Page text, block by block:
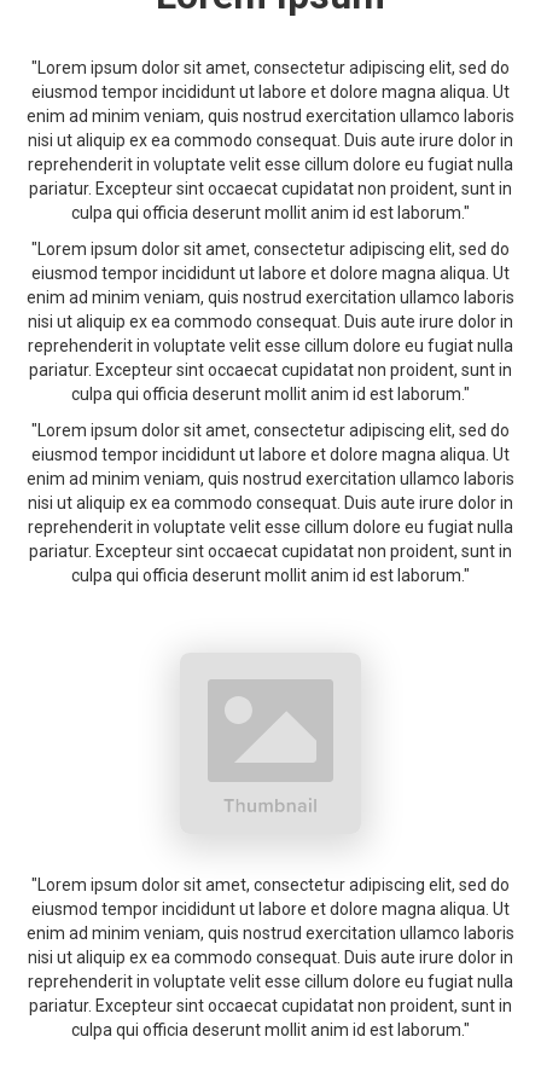
"Lorem ipsum dolor sit amet, consectetur adipiscing elit, sed do
eiusmod tempor incididunt ut labore et dolore magna aliqua. Ut
enim ad minim veniam, quis nostrud exercitation ullamco laboris
nisi ut aliquip ex ea commodo consequat. Duis aute irure dolor in
reprehenderit in voluptate velit esse cillum dolore eu fugiat nulla
pariatur. Excepteur sint occaecat cupidatat non proident, sunt in
culpa qui officia deserunt mollit anim id est laborum."
"Lorem ipsum dolor sit amet, consectetur adipiscing elit, sed do
eiusmod tempor incididunt ut labore et dolore magna aliqua. Ut
enim ad minim veniam, quis nostrud exercitation ullamco laboris
nisi ut aliquip ex ea commodo consequat. Duis aute irure dolor in
reprehenderit in voluptate velit esse cillum dolore eu fugiat nulla
pariatur. Excepteur sint occaecat cupidatat non proident, sunt in
culpa qui officia deserunt mollit anim id est laborum."
"Lorem ipsum dolor sit amet, consectetur adipiscing elit, sed do
eiusmod tempor incididunt ut labore et dolore magna aliqua. Ut
enim ad minim veniam, quis nostrud exercitation ullamco laboris
nisi ut aliquip ex ea commodo consequat. Duis aute irure dolor in
reprehenderit in voluptate velit esse cillum dolore eu fugiat nulla
pariatur. Excepteur sint occaecat cupidatat non proident, sunt in
culpa qui officia deserunt mollit anim id est laborum."
"Lorem ipsum dolor sit amet, consectetur adipiscing elit, sed do
eiusmod tempor incididunt ut labore et dolore magna aliqua. Ut
enim ad minim veniam, quis nostrud exercitation ullamco laboris
nisi ut aliquip ex ea commodo consequat. Duis aute irure dolor in
reprehenderit in voluptate velit esse cillum dolore eu fugiat nulla
pariatur. Excepteur sint occaecat cupidatat non proident, sunt in
culpa qui officia deserunt mollit anim id est laborum."